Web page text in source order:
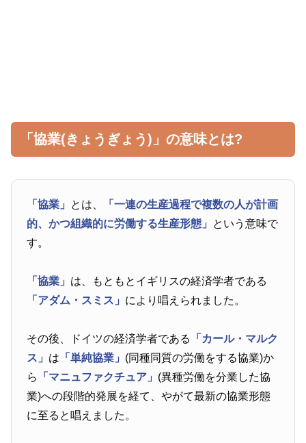
「協業(きょうぎょう)」の意味とは?
「協業」 とは、
「一連の生産過程で複数の人が計画
的、かつ組織的に労働する生産形態」 という意味で
す。
「協業」 は、もともとイギリスの経済学者である
「アダム・スミス」 により唱えられました。
その後、ドイツの経済学者である
「カール・マルク
ス」 は 「単純協業」 (同種同質の労働をする協業)か
ら
「マニュファクチュア」 (異種労働を分業した協
業)への段階的発展を経て、やがて最新の協業形態
に至ると唱えました。